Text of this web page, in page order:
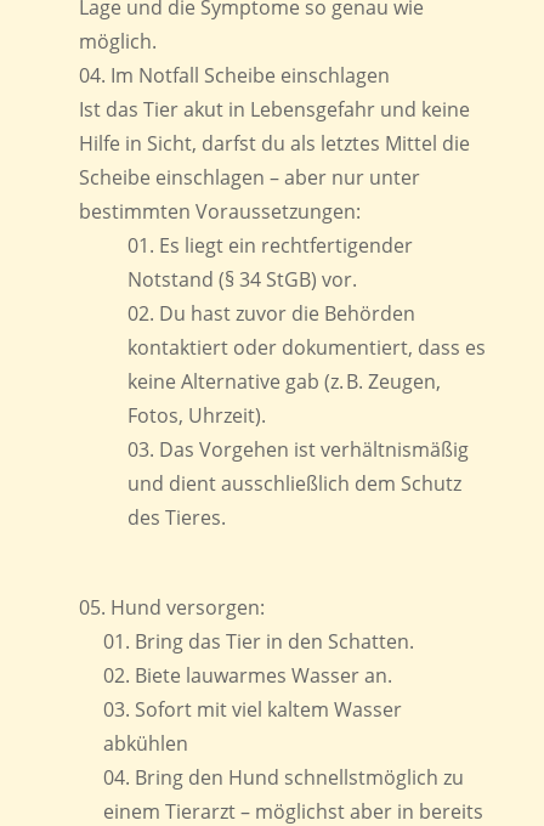
Lage und die Symptome so genau wie
möglich.
Im Notfall Scheibe einschlagen
Ist das Tier akut in Lebensgefahr und keine
Hilfe in Sicht, darfst du als letztes Mittel die
Scheibe einschlagen – aber nur unter
bestimmten Voraussetzungen:
Es liegt ein rechtfertigender
Notstand (§ 34 StGB) vor.
Du hast zuvor die Behörden
kontaktiert oder dokumentiert, dass es
keine Alternative gab (z. B. Zeugen,
Fotos, Uhrzeit).
Das Vorgehen ist verhältnismäßig
und dient ausschließlich dem Schutz
des Tieres.
Hund versorgen:
Bring das Tier in den Schatten.
Biete lauwarmes Wasser an.
Sofort mit viel kaltem Wasser
abkühlen
Bring den Hund schnellstmöglich zu
einem Tierarzt – möglichst aber in bereits